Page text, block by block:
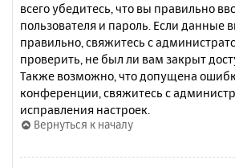
всего убедитесь, что вы правильно
пользователя и пароль. Если данные
правильно, свяжитесь с
проверить, не был ли вам закрыт
Также возможно, что допущена
конференции, свяжитесь с
исправления настроек.
Вернуться к началу